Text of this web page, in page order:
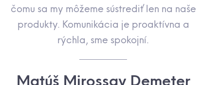
čomu sa my môžeme sústrediť len na naše
produkty. Komunikácia je proaktívna a
rýchla, sme spokojní.
Matúš Mirossay Demeter